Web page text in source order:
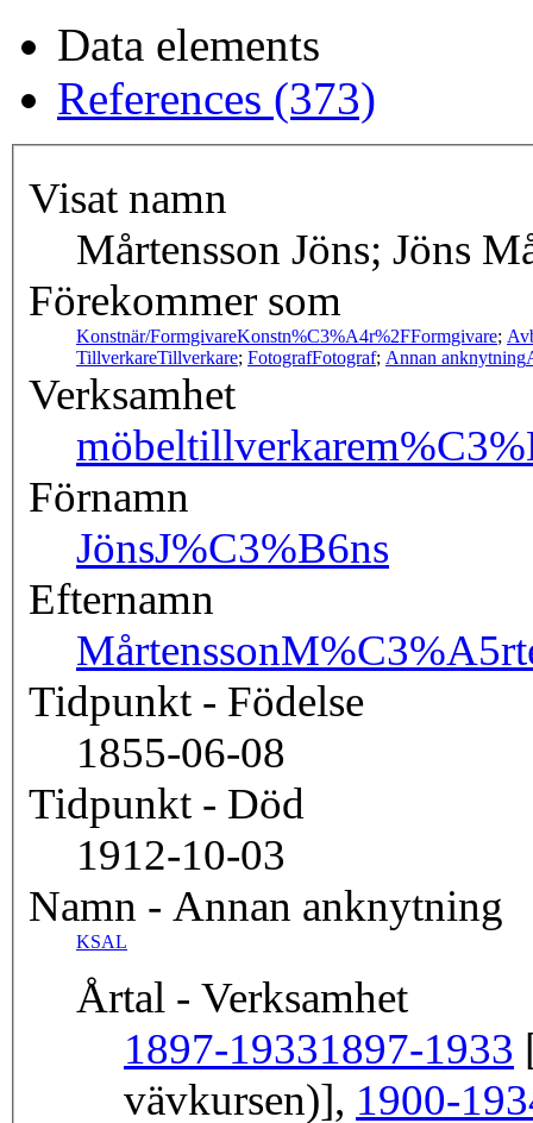
Data elements
References (373)
Visat namn
Mårtensson Jöns; Jöns
Förekommer som
Konstnär/FormgivareKonstn%C3%A4r%2FFormgivare;
TillverkareTillverkare; FotografFotograf; Annan anknytning
Verksamhet
möbeltillverkare
Förnamn
JönsJ%C3%B6ns
Efternamn
Mårtensson
Tidpunkt - Födelse
1855-06-08
Tidpunkt - Död
1912-10-03
Namn - Annan anknytning
KSAL
Årtal - Verksamhet
1897-19331897-1933
vävkursen)], 1900-